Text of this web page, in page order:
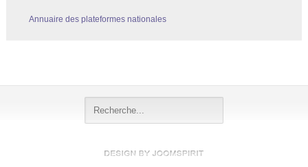
Annuaire des plateformes nationales